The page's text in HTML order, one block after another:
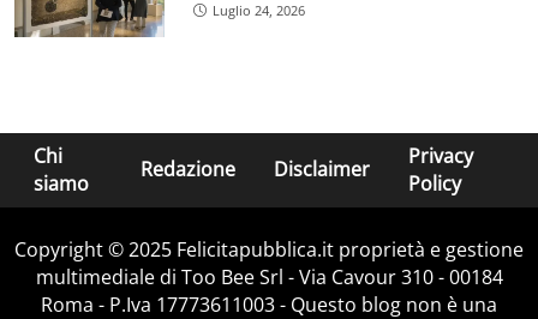
Luglio 24, 2026
Chi
siamo
Redazione Disclaimer
Privacy
Policy
Copyright © 2025 Felicitapubblica.it proprietà e gestione
multimediale di Too Bee Srl - Via Cavour 310 - 00184
Roma - P.Iva 17773611003 - Questo blog non è una